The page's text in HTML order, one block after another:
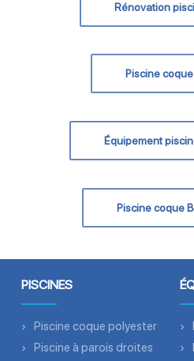
Rénovation
Piscine
Équipement
Piscine coque
PISCINES
Piscine coque polyester
Piscine à parois droites